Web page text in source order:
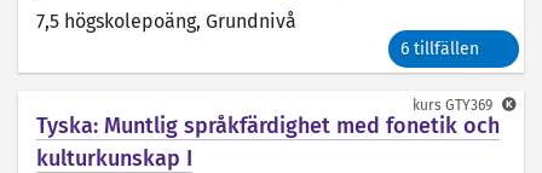
7,5 högskolepoäng, Grundnivå
6 tillfällen
Tyska: Muntlig språkfärdighet med fonetik och
kulturkunskap I
kurs GTY369